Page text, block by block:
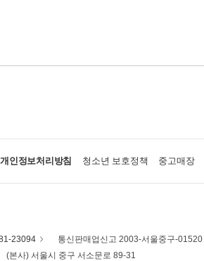
개인정보처리방침 청소년 보호정책 중고매장
23094 통신판매업신고 2003-서울중구-01520
(본사) 서울시 중구 서소문로 89-31